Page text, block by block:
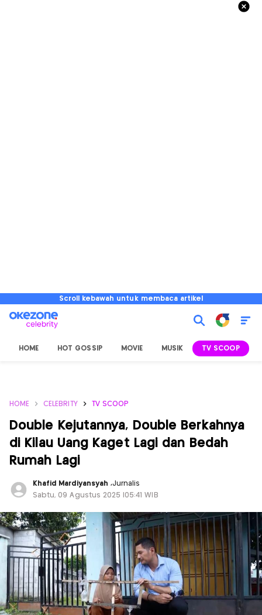
Scroll kebawah untuk membaca artikel
HOME HOT GOSSIP MOVIE MUSIK TV SCOOP
HOME CELEBRITY TV SCOOP
Double Kejutannya, Double Berkahnya
di Kilau Uang Kaget Lagi dan Bedah
Rumah Lagi
Khafid Mardiyansyah ,Jurnalis
Sabtu, 09 Agustus 2025 |05:41 WIB